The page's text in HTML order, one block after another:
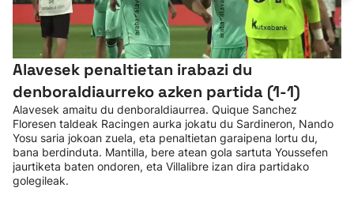
Alavesek penaltietan irabazi du
denboraldiaurreko azken partida (1-1)
Alavesek amaitu du denboraldiaurrea. Quique Sanchez
Floresen taldeak Racingen aurka jokatu du Sardineron, Nando
Yosu saria jokoan zuela, eta penaltietan garaipena lortu du,
bana berdinduta. Mantilla, bere atean gola sartuta Youssefen
jaurtiketa baten ondoren, eta Villalibre izan dira partidako
golegileak.